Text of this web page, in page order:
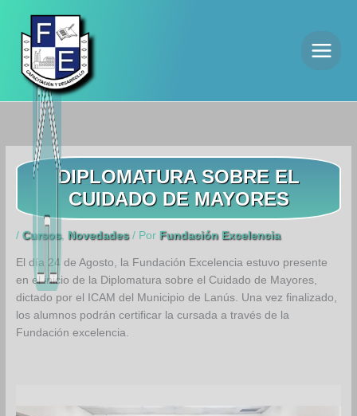
contenido
DIPLOMATURA SOBRE EL
CUIDADO DE MAYORES
/Cursos, Novedades/ Por Fundación Excelencia
El día 24 de Agosto, la Fundación Excelencia estuvo presente
en el inicio de la Diplomatura sobre el Cuidado de Mayores,
dictado por el ICAM del Municipio de Lanús. Una vez finalizado,
los alumnos podrán certificar la cursada a través de la
Fundación excelencia.